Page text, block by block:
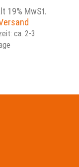
19% MwSt.
ca. 2-3